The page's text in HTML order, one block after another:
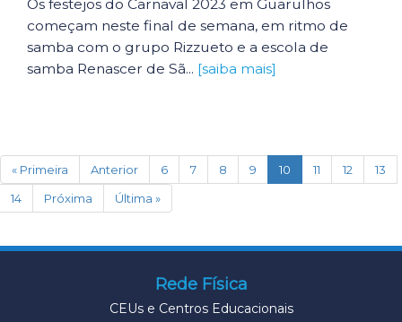
Os festejos do Carnaval 2023 em Guarulhos
começam neste final de semana, em ritmo de
samba com o grupo Rizzueto e a escola de
samba Renascer de Sã... [saiba mais]
« Primeira Anterior 6 7 8 9 10 (current)
11 12
13
14
Próxima Última »
Rede Física
CEUs e Centros Educacionais